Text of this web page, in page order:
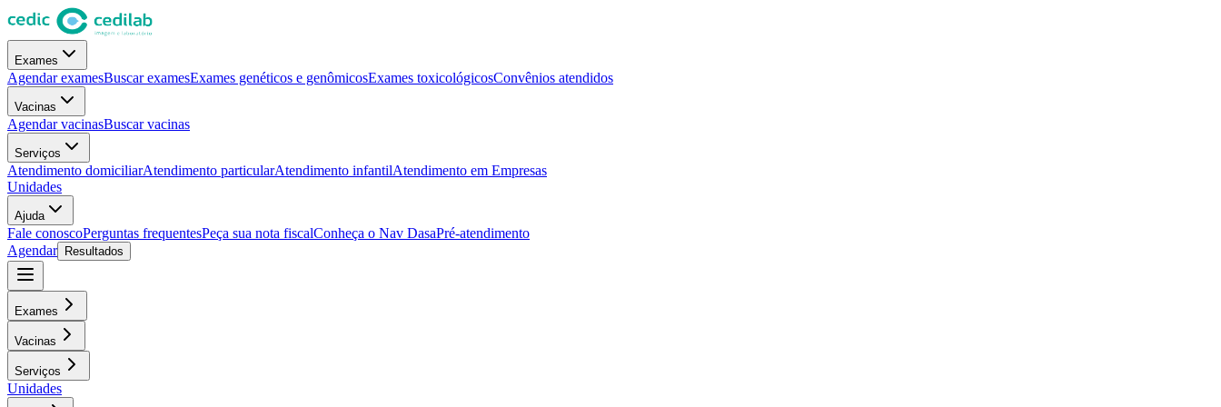
Exames
Agendar examesBuscar examesExames genéticos e genômicosExames toxicológicosConvênios atendidos
Vacinas
Agendar vacinasBuscar vacinas
Serviços
Atendimento domiciliarAtendimento particularAtendimento infantilAtendimento em Empresas
Unidades
Ajuda
Fale conoscoPerguntas frequentesPeça sua nota fiscalConheça o Nav DasaPré-atendimento
Agendar
Resultados
Exames
Vacinas
Serviços
Unidades